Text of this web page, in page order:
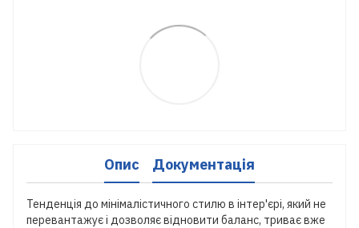
Опис Документація
Тенденція до мінімалістичного стилю в інтер'єрі, який не
перевантажує і дозволяє відновити баланс, триває вже